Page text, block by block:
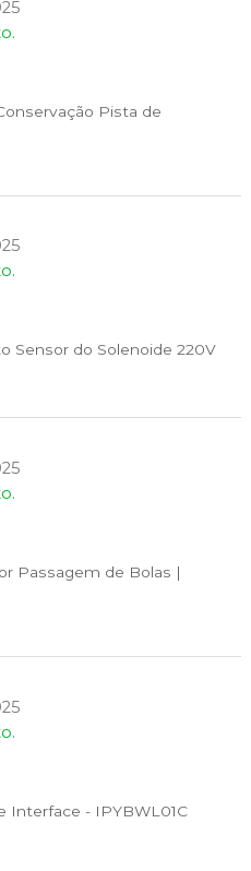
Pista de
Sensor do Solenoide 220V
Passagem de Bolas |
Interface - IPYBWL01C